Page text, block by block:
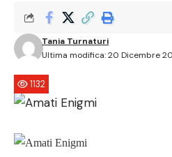
Ultima modifica: 20 Dicembre
Tania Turnaturi
1132